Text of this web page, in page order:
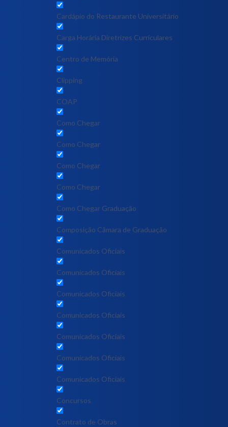
Cardápio do Restaurante Universitário
Carga Horária Diretrizes Curriculares
Centro de Memória
Clipping
COAP
Como Chegar
Como Chegar
Como Chegar
Como Chegar
Como Chegar Graduação
Composição Câmara de Graduação
Comunicados Oficiais
Comunicados Oficiais
Comunicados Oficiais
Comunicados Oficiais
Comunicados Oficiais
Comunicados Oficiais
Comunicados Oficiais
Concursos
Contrato de Obras